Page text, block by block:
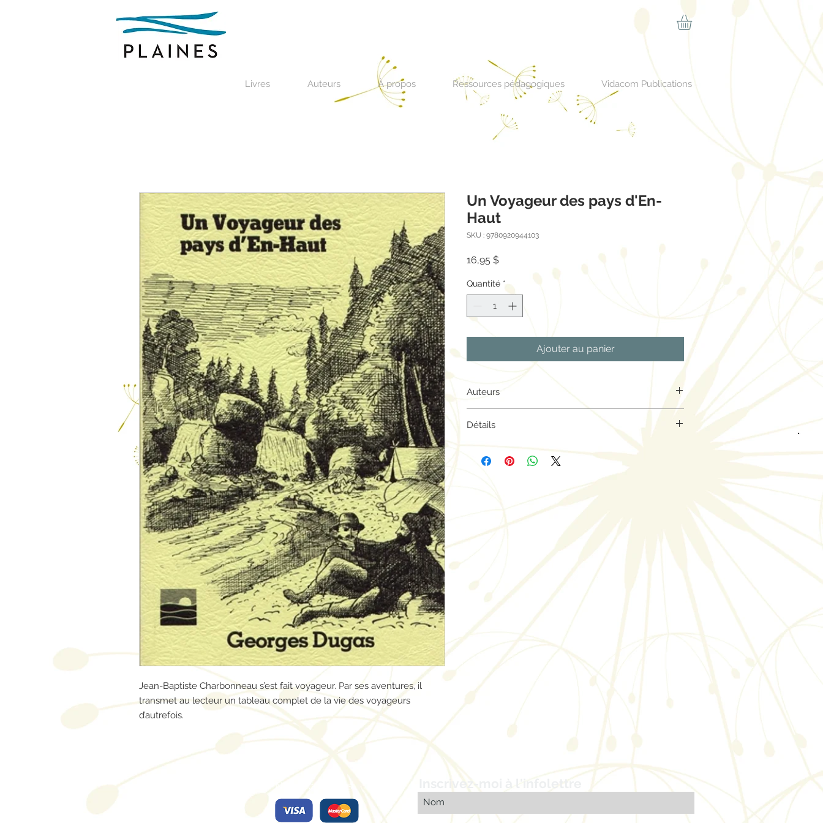
Livres Auteurs À propos Ressources pédagogiques Vidacom Publications
Jean-Baptiste Charbonneau s’est fait voyageur. Par ses aventures, il
transmet au lecteur un tableau complet de la vie des voyageurs
d’autrefois.
Un Voyageur des pays d'En-
Haut
SKU : 9780920944103
16,95 $Prix
Quantité *
Ajouter au panier
Auteurs
Détails
Essai historique, Tout public adulte
Couverture souple
Nous acceptons Inscrivez-moi à l'infolettre